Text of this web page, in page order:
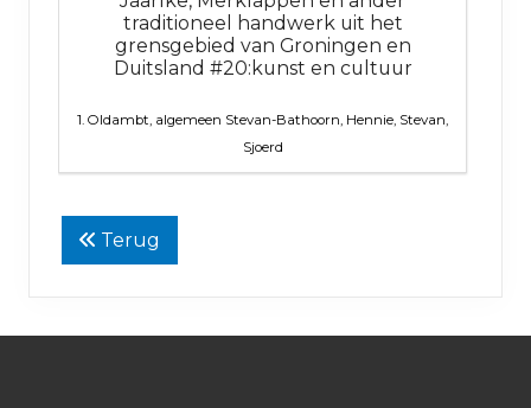
traditioneel handwerk uit het
grensgebied van Groningen en
Duitsland #20:kunst en cultuur
1. Oldambt, algemeen Stevan-Bathoorn, Hennie, Stevan,
Sjoerd
Terug